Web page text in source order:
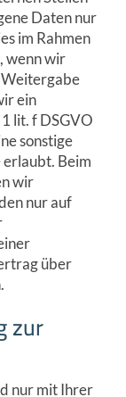
Daten nur
im Rahmen
wenn wir
Weitergabe
ein
lit. f DSGVO
sonstige
Beim
wir
nur auf
über
zur
nur mit Ihrer